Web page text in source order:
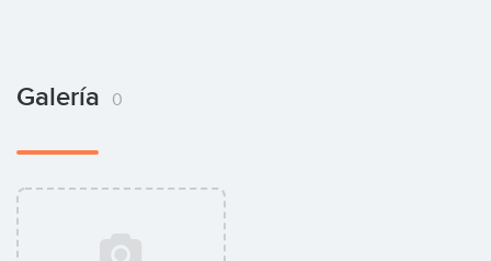
Galería 0